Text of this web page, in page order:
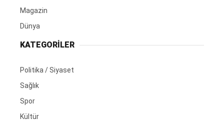
Magazin
Dünya
KATEGORİLER
Politika / Siyaset
Sağlık
Spor
Kültür